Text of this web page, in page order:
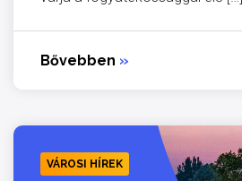
Bővebben »
VÁROSI HÍREK